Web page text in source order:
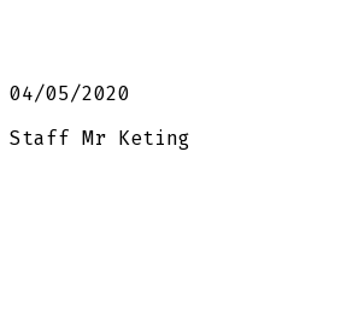
04/05/2020
Staff Mr Keting